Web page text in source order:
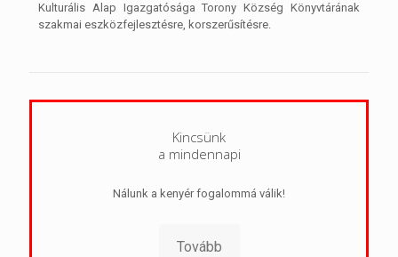
Kulturális Alap Igazgatósága Torony Község Könyvtárának
szakmai eszközfejlesztésre, korszerűsítésre.
Kincsünk
a mindennapi
Nálunk a kenyér fogalommá válik!
Tovább